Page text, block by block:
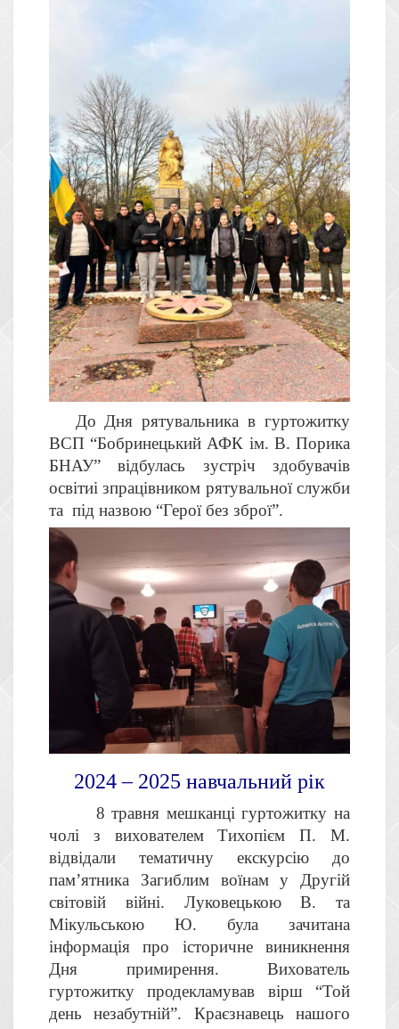
До Дня рятувальника в гуртожитку
ВСП “Бобринецький АФК ім. В. Порика
БНАУ” відбулась зустріч здобувачів
освітиі зпрацівником рятувальної служби
та під назвою “Герої без зброї”.
2024 – 2025 навчальний рік
8 травня мешканці гуртожитку на
чолі з вихователем Тихопієм П. М.
відвідали тематичну екскурсію до
пам’ятника Загиблим воїнам у Другій
світовій війні. Луковецькою В. та
Мікульською Ю. була зачитана
інформація про історичне виникнення
Дня примирення. Вихователь
гуртожитку продекламував вірш “Той
день незабутній”. Краєзнавець нашого